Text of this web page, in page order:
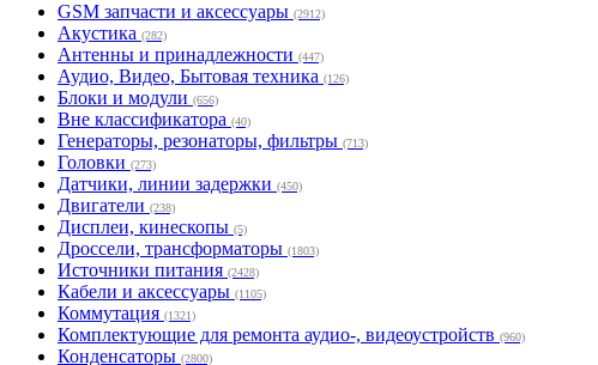
GSM запчасти и аксессуары (2912)
Акустика (282)
Антенны и принадлежности (447)
Аудио, Видео, Бытовая техника (126)
Блоки и модули (656)
Вне классификатора (40)
Генераторы, резонаторы, фильтры (713)
Головки (273)
Датчики, линии задержки (450)
Двигатели (238)
Дисплеи, кинескопы (5)
Дроссели, трансформаторы (1803)
Источники питания (2428)
Кабели и аксессуары (1105)
Коммутация (1321)
Комплектующие для ремонта аудио-, видеоустройств (960)
Конденсаторы (2800)